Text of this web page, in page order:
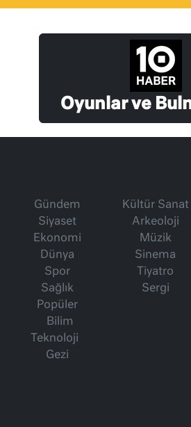
Oyunlar ve
Gündem
Siyaset
Ekonomi
Dünya
Spor
Sağlık
Popüler
Bilim
Teknoloji
Gezi
Kültür Sanat
Arkeoloji
Müzik
Sinema
Tiyatro
Sergi